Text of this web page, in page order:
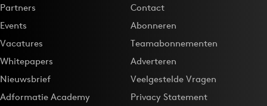
Partners
Events
Vacatures
Whitepapers
Nieuwsbrief
Adformatie Academy
Contact
Abonneren
Teamabonnementen
Adverteren
Veelgestelde Vragen
Privacy Statement